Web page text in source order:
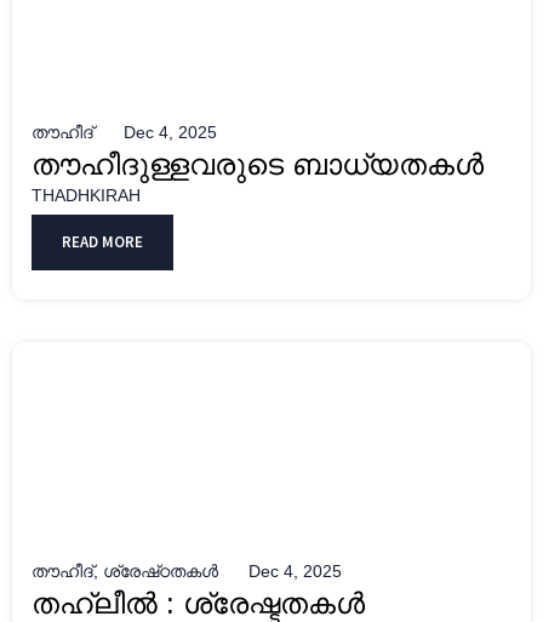
തൗഹീദ് Dec 4, 2025
തൗഹീദുള്ളവരുടെ ബാധ്യതകള്‍
THADHKIRAH
READ MORE
തൗഹീദ്, ശ്രേഷ്‌ഠതകൾ Dec 4, 2025
തഹ്‌ലീൽ : ശ്രേഷ്ടതകൾ